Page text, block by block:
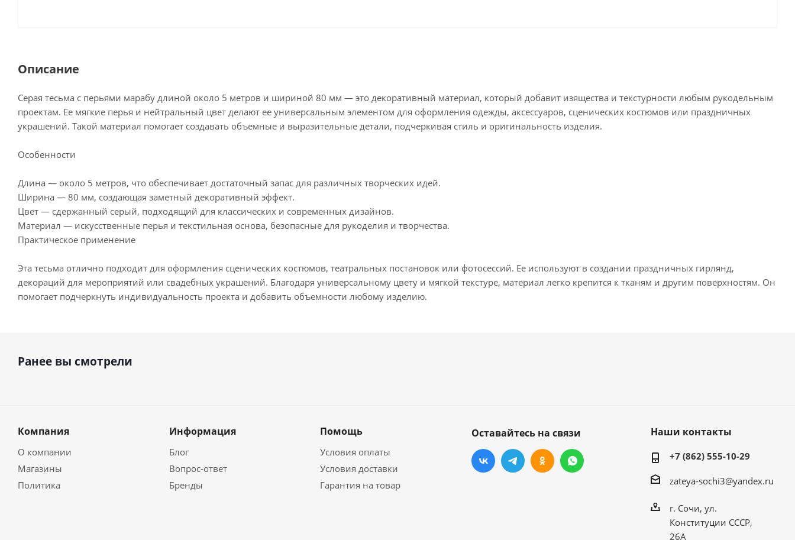
Описание
Серая тесьма с перьями марабу длиной около 5 метров и шириной 80 мм — это декоративный материал, который добавит изящества и текстурности любым рукодельным
проектам. Ее мягкие перья и нейтральный цвет делают ее универсальным элементом для оформления одежды, аксессуаров, сценических костюмов или праздничных
украшений. Такой материал помогает создавать объемные и выразительные детали, подчеркивая стиль и оригинальность изделия.
Особенности
Длина — около 5 метров, что обеспечивает достаточный запас для различных творческих идей.
Ширина — 80 мм, создающая заметный декоративный эффект.
Цвет — сдержанный серый, подходящий для классических и современных дизайнов.
Материал — искусственные перья и текстильная основа, безопасные для рукоделия и творчества.
Практическое применение
Эта тесьма отлично подходит для оформления сценических костюмов, театральных постановок или фотосессий. Ее используют в создании праздничных гирлянд,
декораций для мероприятий или свадебных украшений. Благодаря универсальному цвету и мягкой текстуре, материал легко крепится к тканям и другим поверхностям. Он
помогает подчеркнуть индивидуальность проекта и добавить объемности любому изделию.
Ранее вы смотрели
Компания
О компании
Магазины
Политика
Информация
Блог
Вопрос-ответ
Бренды
Помощь
Условия оплаты
Условия доставки
Гарантия на товар
Оставайтесь на связи Наши контакты
+7 (862) 555-10-29
zateya-sochi3@yandex.ru
г. Сочи, ул.
Конституции СССР,
26А